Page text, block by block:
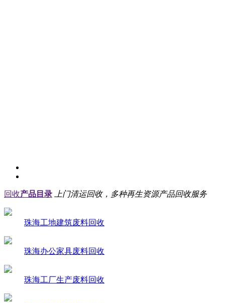
回收产品目录 上门清运回收，多种再生资源产品回收服务
珠海工地建筑废料回收
珠海办公家具废料回收
珠海工厂生产废料回收